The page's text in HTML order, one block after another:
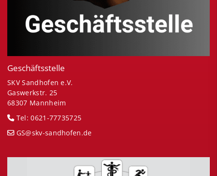
Geschäftsstelle
SKV Sandhofen e.V.
Gaswerkstr. 25
68307 Mannheim
Tel: 0621-77735725
GS@skv-sandhofen.de